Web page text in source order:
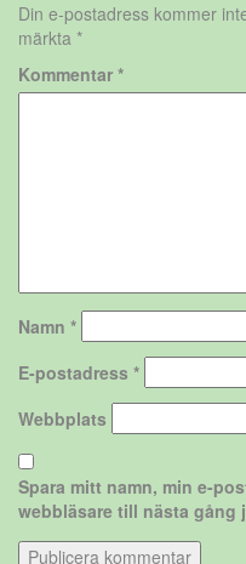
Din e-postadress kommer
märkta *
Kommentar *
Namn *
E-postadress *
Webbplats
Spara mitt namn, min e-
webbläsare till nästa gång